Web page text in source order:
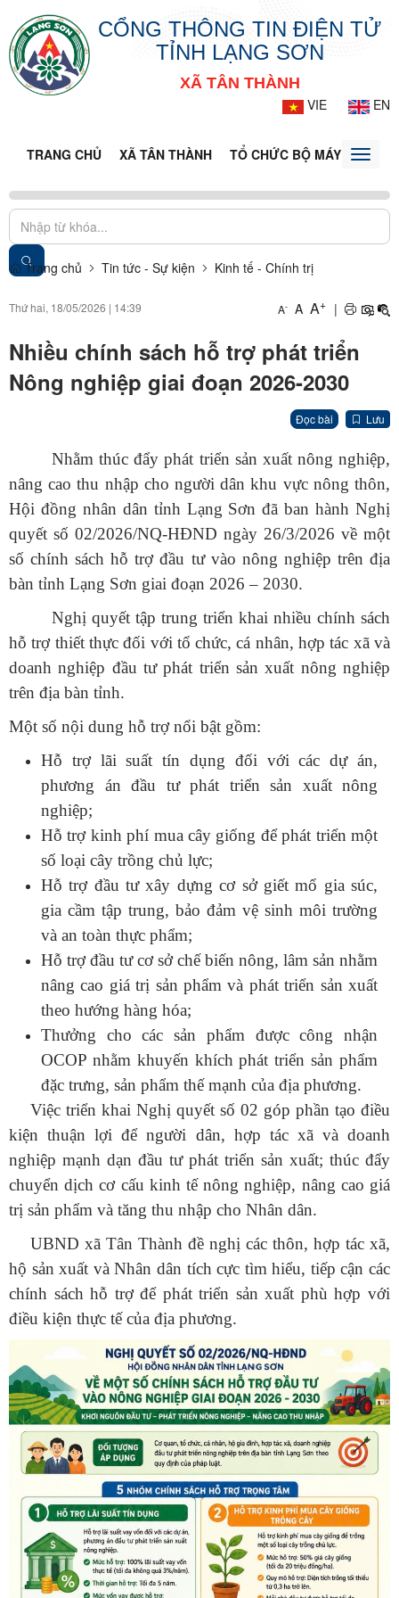
CỔNG THÔNG TIN ĐIỆN TỬ
TỈNH LẠNG SƠN
XÃ TÂN THÀNH
VIE
EN
TRANG CHỦ XÃ TÂN THÀNH TỔ CHỨC BỘ MÁY
Toggle
Trang chủ Tin tức - Sự kiện Kinh tế - Chính trị
Thứ hai, 18/05/2026 | 14:39 A- A A+ |
Nhiều chính sách hỗ trợ phát triển
Nông nghiệp giai đoạn 2026-2030
Đọc bài Lưu
Nhằm thúc đẩy phát triển sản xuất nông nghiệp,
nâng cao thu nhập cho người dân khu vực nông thôn,
Hội đồng nhân dân tỉnh Lạng Sơn đã ban hành Nghị
quyết số 02/2026/NQ-HĐND ngày 26/3/2026 về một
số chính sách hỗ trợ đầu tư vào nông nghiệp trên địa
bàn tỉnh Lạng Sơn giai đoạn 2026 – 2030.
Nghị quyết tập trung triển khai nhiều chính sách
hỗ trợ thiết thực đối với tổ chức, cá nhân, hợp tác xã và
doanh nghiệp đầu tư phát triển sản xuất nông nghiệp
trên địa bàn tỉnh.
Một số nội dung hỗ trợ nổi bật gồm:
Hỗ trợ lãi suất tín dụng đối với các dự án,
phương án đầu tư phát triển sản xuất nông
nghiệp;
Hỗ trợ kinh phí mua cây giống để phát triển một
số loại cây trồng chủ lực;
Hỗ trợ đầu tư xây dựng cơ sở giết mổ gia súc,
gia cầm tập trung, bảo đảm vệ sinh môi trường
và an toàn thực phẩm;
Hỗ trợ đầu tư cơ sở chế biến nông, lâm sản nhằm
nâng cao giá trị sản phẩm và phát triển sản xuất
theo hướng hàng hóa;
Thưởng cho các sản phẩm được công nhận
OCOP nhằm khuyến khích phát triển sản phẩm
đặc trưng, sản phẩm thế mạnh của địa phương.
Việc triển khai Nghị quyết số 02 góp phần tạo điều
kiện thuận lợi để người dân, hợp tác xã và doanh
nghiệp mạnh dạn đầu tư phát triển sản xuất; thúc đẩy
chuyển dịch cơ cấu kinh tế nông nghiệp, nâng cao giá
trị sản phẩm và tăng thu nhập cho Nhân dân.
UBND xã Tân Thành đề nghị các thôn, hợp tác xã,
hộ sản xuất và Nhân dân tích cực tìm hiểu, tiếp cận các
chính sách hỗ trợ để phát triển sản xuất phù hợp với
điều kiện thực tế của địa phương.